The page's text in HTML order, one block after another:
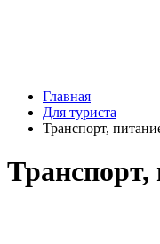
Главная
Для туриста
Транспорт,